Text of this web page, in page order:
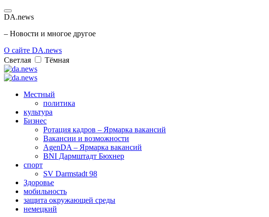
DA.news
– Новости и многое другое
О сайте DA.news
Светлая
Тёмная
Местный
политика
культура
Бизнес
Ротация кадров – Ярмарка вакансий
Вакансии и возможности
AgenDA – Ярмарка вакансий
BNI Дармштадт Бюхнер
спорт
SV Darmstadt 98
Здоровье
мобильность
защита окружающей среды
немецкий